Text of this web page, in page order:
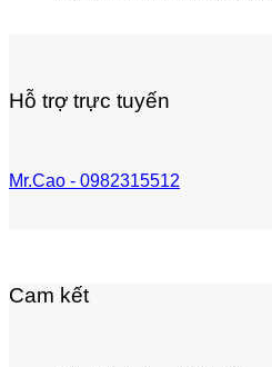
Hỗ trợ trực tuyến
Mr.Cao - 0982315512
Cam kết